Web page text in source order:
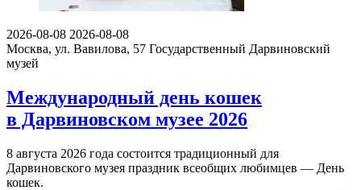
2026-08-08 2026-08-08
Москва, ул. Вавилова, 57 Государственный Дарвиновский
музей
Международный день кошек
в Дарвиновском музее 2026
8 августа 2026 года состоится традиционный для
Дарвиновского музея праздник всеобщих любимцев — День
кошек.